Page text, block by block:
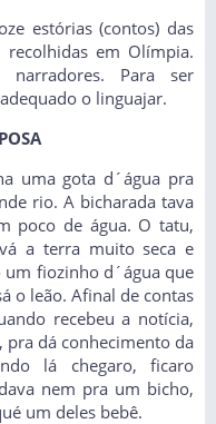
estórias (contos) das
em Olímpia.
narradores. Para ser
o linguajar.
uma gota d´água pra
rio. A bicharada tava
poco de água. O tatu,
a terra muito seca e
fiozinho d´água que
o leão. Afinal de contas
recebeu a notícia,
dá conhecimento da
lá chegaro, ficaro
nem pra um bicho,
um deles bebê.